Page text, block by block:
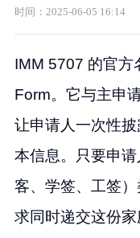
时间： 2025-06-05 16:14
IMM 5707 的官方
Form。它与主申
让申请人一次性
本信息。只要申
客、学签、工签
求同时递交这份